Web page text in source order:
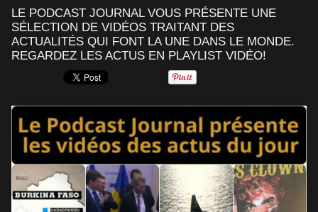
LE PODCAST JOURNAL VOUS PRÉSENTE UNE
SÉLECTION DE VIDÉOS TRAITANT DES
ACTUALITÉS QUI FONT LA UNE DANS LE MONDE.
REGARDEZ LES ACTUS EN PLAYLIST VIDÉO!